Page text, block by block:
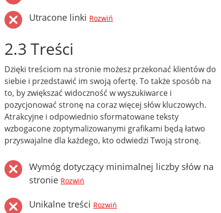
Utracone linki Rozwiń
2.3 Treści
Dzięki treściom na stronie możesz przekonać klientów do
siebie i przedstawić im swoją ofertę. To także sposób na
to, by zwiększać widoczność w wyszukiwarce i
pozycjonować stronę na coraz więcej słów kluczowych.
Atrakcyjne i odpowiednio sformatowane teksty
wzbogacone zoptymalizowanymi grafikami będą łatwo
przyswajalne dla każdego, kto odwiedzi Twoją stronę.
Wymóg dotyczący minimalnej liczby słów na
stronie Rozwiń
Unikalne treści Rozwiń